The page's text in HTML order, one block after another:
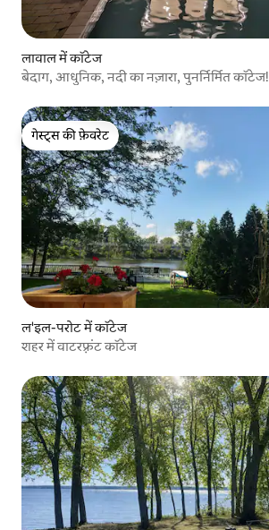
लावाल में कॉटेज
बेदाग, आधुनिक, नदी का नज़ारा, पुनर्निर्मित कॉटेज!
गेस्ट्स की फ़ेवरेट
गेस्ट्स की फ़ेवरेट
ल'इल-परोट में कॉटेज
शहर में वाटरफ़्रंट कॉटेज